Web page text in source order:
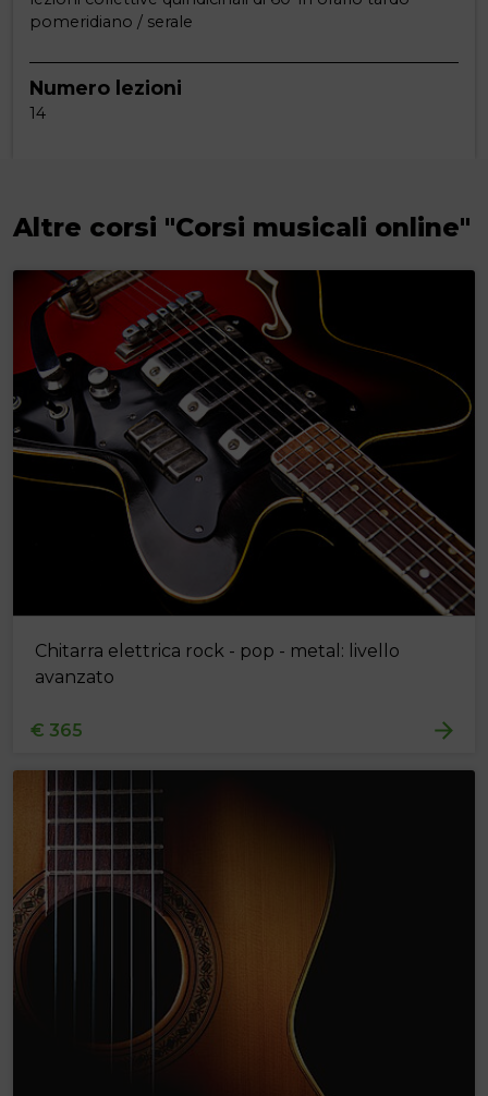
pomeridiano / serale
Numero lezioni
14
Altre corsi "Corsi musicali online"
Chitarra elettrica rock - pop - metal: livello
avanzato
€ 365